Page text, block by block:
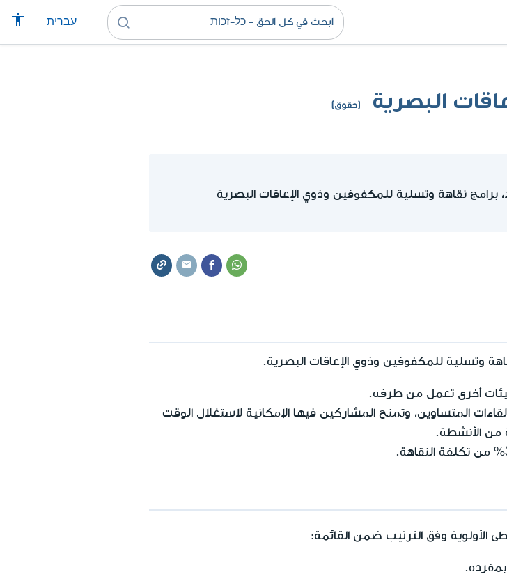
עברית
البصرية (حقوق)
برامج نقاهة وتسلية للمكفوفين وذوي الإعاقات البصرية
وتسلية للمكفوفين وذوي الإعاقات البصرية.
أخرى تعمل من طرفه.
المتساوين، وتمنح المشاركين فيها الإمكانية لاستغلال الوقت
من الأنشطة.
الأولوية وفق الترتيب ضمن القائمة: